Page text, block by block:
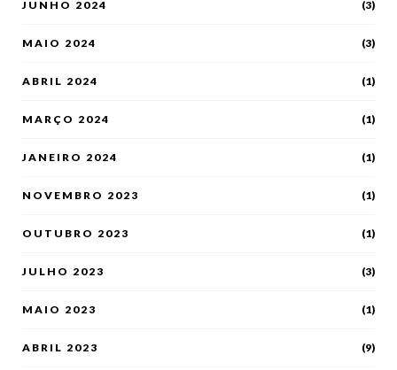
JUNHO 2024 (3)
MAIO 2024 (3)
ABRIL 2024 (1)
MARÇO 2024 (1)
JANEIRO 2024 (1)
NOVEMBRO 2023 (1)
OUTUBRO 2023 (1)
JULHO 2023 (3)
MAIO 2023 (1)
ABRIL 2023 (9)